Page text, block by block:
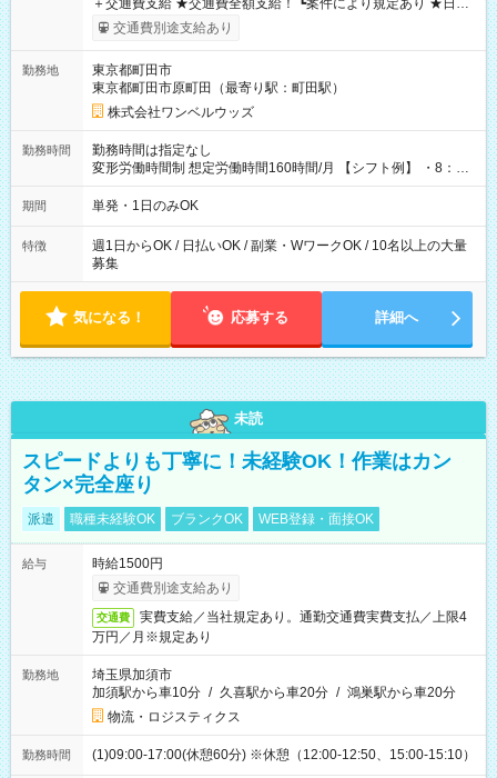
＋交通費支給 ★交通費全額支給！ ┗案件により規定あり ★日払
いOK！（規定あり） ┗働いたその日に現金GET♪ お仕事後はコ
ンビニATMから 日払い分を引き落とせます！ 【試用期間】試
交通費別途支給あり
勤務地
東京都町田市
東京都町田市原町田（最寄り駅：町田駅）
株式会社ワンベルウッズ
勤務時間
勤務時間は指定なし
変形労働時間制 想定労働時間160時間/月 【シフト例】 ・8：00
～21：00
期間 単発・1日のみOK
特徴
週1日からOK / 日払いOK / 副業・WワークOK / 10名以上の大量
募集
気になる！ 応募する 詳細へ
未読
スピードよりも丁寧に！未経験OK！作業はカン
タン×完全座り
派遣 職種未経験OK ブランクOK WEB登録・面接OK
給与
時給1500円
交通費別途支給あり
交通費
実費支給／当社規定あり。通勤交通費実費支払／上限4
万円／月※規定あり
勤務地
埼玉県加須市
加須駅から車10分 / 久喜駅から車20分 / 鴻巣駅から車20分
物流・ロジスティクス
勤務時間 (1)09:00-17:00(休憩60分) ※休憩（12:00-12:50、15:00-15:10）